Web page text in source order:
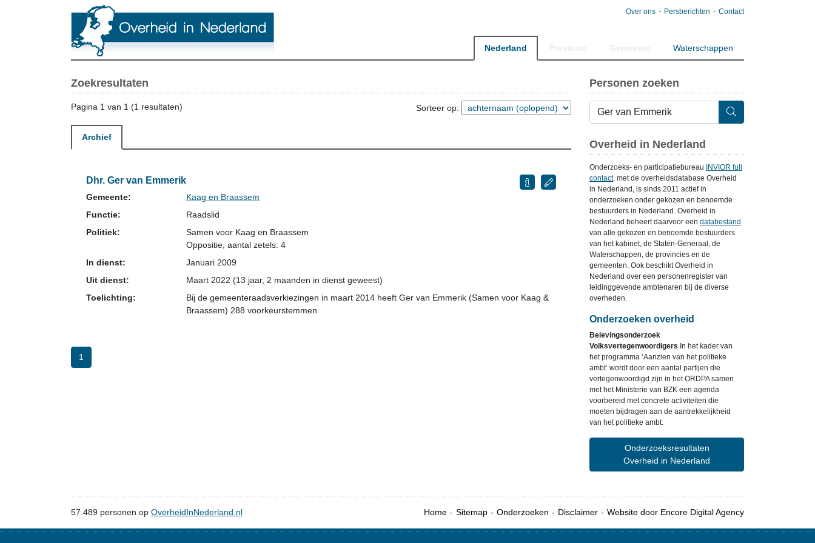
Over ons Persberichten Contact
Nederland Waterschappen
Zoekresultaten
Pagina 1 van 1 (1 resultaten) Sorteer op:
Archief
Dhr. Ger van Emmerik
Gemeente:
Kaag en Braassem
Functie:
Raadslid
Politiek:
Samen voor Kaag en Braassem
Oppositie , aantal zetels: 4
In dienst:
Januari 2009
Uit dienst:
Maart 2022 (13 jaar, 2 maanden in dienst geweest)
Toelichting:
Bij de gemeenteraadsverkiezingen in maart 2014 heeft Ger van Emmerik (Samen voor Kaag &
Braassem) 288 voorkeurstemmen.
1
Personen zoeken
Overheid in Nederland
Onderzoeks- en participatiebureau
INVIOR full
contact, met de overheidsdatabase Overheid
in Nederland, is sinds 2011 actief in
onderzoeken onder gekozen en benoemde
bestuurders in Nederland. Overheid in
Nederland beheert daarvoor een databestand
van alle gekozen en benoemde bestuurders
van het kabinet, de Staten-Generaal, de
Waterschappen, de provincies en de
gemeenten. Ook beschikt Overheid in
Nederland over een personenregister van
leidinggevende ambtenaren bij de diverse
overheden.
Onderzoeken overheid
Belevingsonderzoek
Volksvertegenwoordigers In het kader van
het programma ‘Aanzien van het politieke
ambt’ wordt door een aantal partijen die
vertegenwoordigd zijn in het ORDPA samen
met het Ministerie van BZK een agenda
voorbereid met concrete activiteiten die
moeten bijdragen aan de aantrekkelijkheid
van het politieke ambt.
Onderzoeksresultaten
Overheid in Nederland
57.489 personen op OverheidInNederland.nl Home Sitemap Onderzoeken Disclaimer Website door Encore Digital Agency